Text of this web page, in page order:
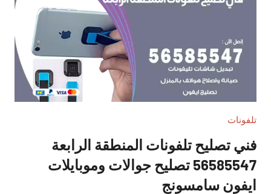
تلفونات
فني تصليح تلفونات المنطقة الرابعة
56585547 تصليح جوالات وموبايلات
ايفون سامسونج